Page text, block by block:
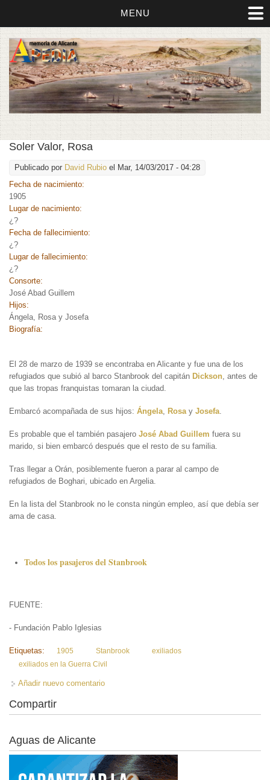
MENU
Soler Valor, Rosa
Publicado por David Rubio el Mar, 14/03/2017 - 04:28
Fecha de nacimiento:
1905
Lugar de nacimiento:
¿?
Fecha de fallecimiento:
¿?
Lugar de fallecimiento:
¿?
Consorte:
José Abad Guillem
Hijos:
Ángela, Rosa y Josefa
Biografía:
El 28 de marzo de 1939 se encontraba en Alicante y fue una de los
refugiados que subió al barco Stanbrook del capitán Dickson , antes de
que las tropas franquistas tomaran la ciudad.
Embarcó acompañada de sus hijos: Ángela Rosa y Josefa
Es probable que el también pasajero José Abad Guillem fuera su
marido, si bien embarcó después que el resto de su familia.
Tras llegar a Orán, posiblemente fueron a parar al campo de
refugiados de Boghari, ubicado en Argelia.
En la lista del Stanbrook no le consta ningún empleo, así que debía ser
ama de casa.
Todos los pasajeros del Stanbrook
FUENTE:
- Fundación Pablo Iglesias
Etiquetas: 1905 Stanbrook
exiliados
exiliados en la Guerra Civil
Añadir nuevo comentario
Compartir
Aguas de Alicante